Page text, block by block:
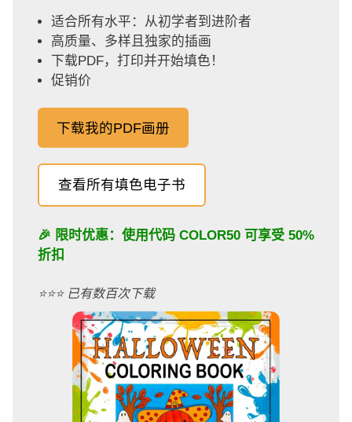
适合所有水平：从初学者到进阶者
高质量、多样且独家的插画
下载PDF，打印并开始填色！
促销价
下载我的PDF画册
查看所有填色电子书
🎉 限时优惠：使用代码 COLOR50 可享受 50%
折扣
⭐️⭐️⭐️ 已有数百次下载